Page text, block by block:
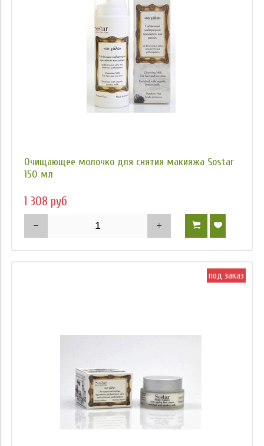
Очищающее молочко для снятия макияжа Sostar
150 мл
1 308 руб
под заказ